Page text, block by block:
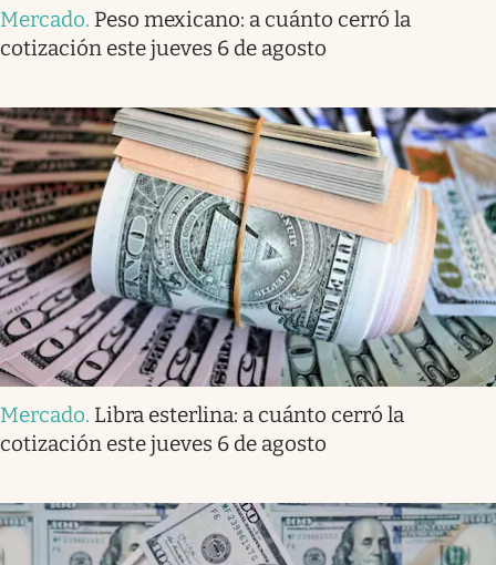
Mercado. Peso mexicano: a cuánto cerró la
cotización este jueves 6 de agosto
Mercado. Libra esterlina: a cuánto cerró la
cotización este jueves 6 de agosto